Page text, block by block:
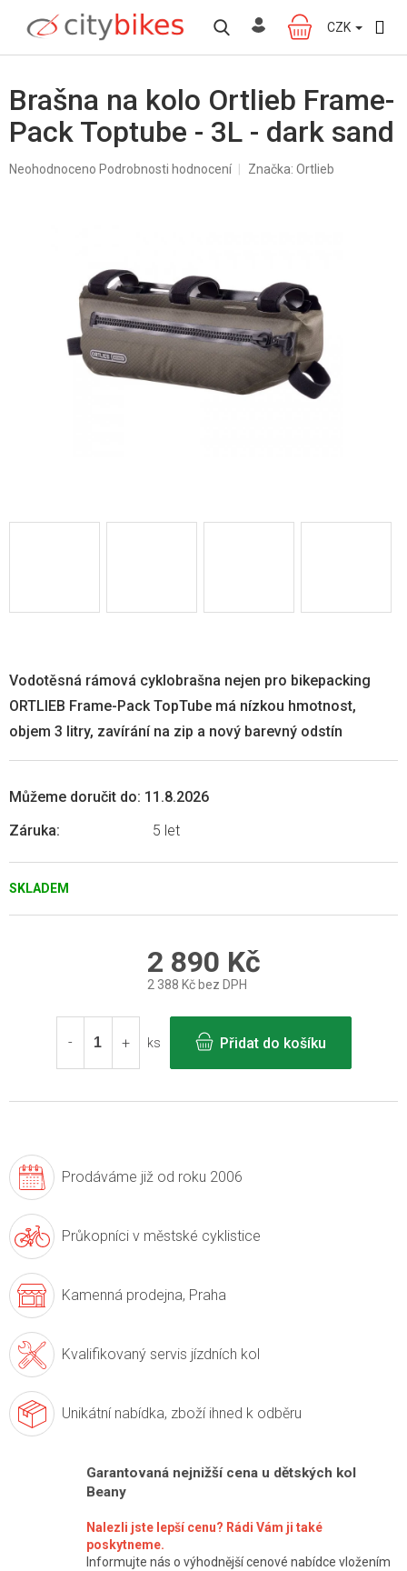
obsah
NÁKUPNÍ
KOŠÍK
CZK
Brašna na kolo Ortlieb Frame-
Pack Toptube - 3L - dark sand
Průměrné
Neohodnoceno Podrobnosti hodnocení Značka: Ortlieb
SKLADEM
Můžeme doručit do: 11.8.2026
Záruka: 5 let
Vodotěsná rámová cyklobrašna nejen pro bikepacking
ORTLIEB Frame-Pack TopTube má nízkou hmotnost,
objem 3 litry, zavírání na zip a nový barevný odstín
2 890 Kč
2 388 Kč bez DPH
cena:
ks
Přidat do košíku
Prodáváme již od roku 2006
Průkopníci v městské cyklistice
Kamenná prodejna, Praha
Kvalifikovaný servis jízdních kol
Unikátní nabídka, zboží ihned k odběru
Garantovaná nejnižší cena u dětských kol
Beany
Nalezli jste lepší cenu? Rádi Vám ji také
poskytneme.
Informujte nás o výhodnější cenové nabídce vložením